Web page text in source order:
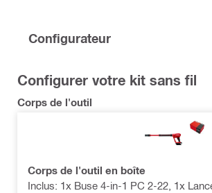
Configurateur
Configurer votre kit sans fil
Corps de l'outil
Corps de l'outil en boîte
Inclus: 1x Buse 4-in-1 PC 2-22, 1x